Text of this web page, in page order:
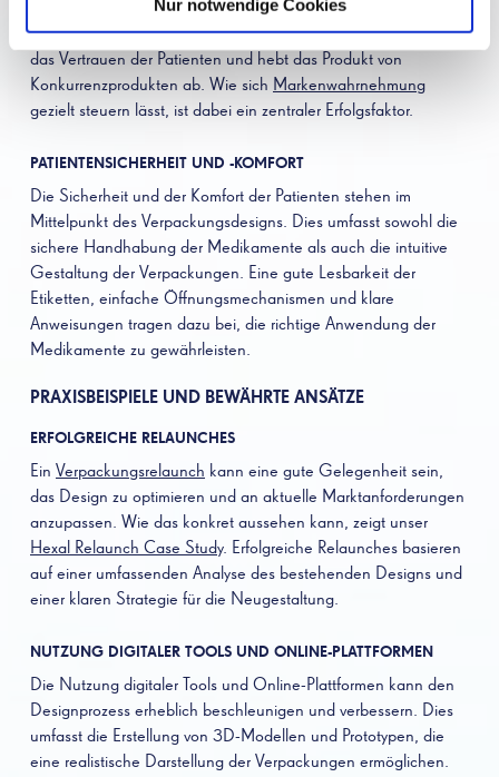
Nur notwendige Cookies
Farbgebung, sondern auch die gesamte Gestaltung der
Packung. Ein einheitliches und professionelles Design stärkt
das Vertrauen der Patienten und hebt das Produkt von
Konkurrenzprodukten ab. Wie sich Markenwahrnehmung
gezielt steuern lässt, ist dabei ein zentraler Erfolgsfaktor.
PATIENTENSICHERHEIT UND -KOMFORT
Die Sicherheit und der Komfort der Patienten stehen im
Mittelpunkt des Verpackungsdesigns. Dies umfasst sowohl die
sichere Handhabung der Medikamente als auch die intuitive
Gestaltung der Verpackungen. Eine gute Lesbarkeit der
Etiketten, einfache Öffnungsmechanismen und klare
Anweisungen tragen dazu bei, die richtige Anwendung der
Medikamente zu gewährleisten.
PRAXISBEISPIELE UND BEWÄHRTE ANSÄTZE
ERFOLGREICHE RELAUNCHES
Ein Verpackungsrelaunch kann eine gute Gelegenheit sein,
das Design zu optimieren und an aktuelle Marktanforderungen
anzupassen. Wie das konkret aussehen kann, zeigt unser
Hexal Relaunch Case Study. Erfolgreiche Relaunches basieren
auf einer umfassenden Analyse des bestehenden Designs und
einer klaren Strategie für die Neugestaltung.
NUTZUNG DIGITALER TOOLS UND ONLINE-PLATTFORMEN
Die Nutzung digitaler Tools und Online-Plattformen kann den
Designprozess erheblich beschleunigen und verbessern. Dies
umfasst die Erstellung von 3D-Modellen und Prototypen, die
eine realistische Darstellung der Verpackungen ermöglichen.